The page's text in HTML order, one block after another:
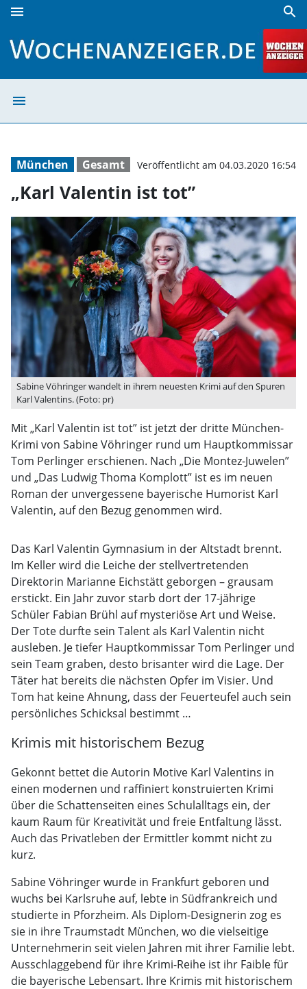
menu search
menu
München Gesamt Veröffentlicht am 04.03.2020 16:54
„Karl Valentin ist tot”
Sabine Vöhringer wandelt in ihrem neuesten Krimi auf den Spuren
Karl Valentins. (Foto: pr)
Mit „Karl Valentin ist tot” ist jetzt der dritte München-
Krimi von Sabine Vöhringer rund um Hauptkommissar
Tom Perlinger erschienen. Nach „Die Montez-Juwelen”
und „Das Ludwig Thoma Komplott” ist es im neuen
Roman der unvergessene bayerische Humorist Karl
Valentin, auf den Bezug genommen wird.
Das Karl Valentin Gymnasium in der Altstadt brennt.
Im Keller wird die Leiche der stellvertretenden
Direktorin Marianne Eichstätt geborgen – grausam
erstickt. Ein Jahr zuvor starb dort der 17-jährige
Schüler Fabian Brühl auf mysteriöse Art und Weise.
Der Tote durfte sein Talent als Karl Valentin nicht
ausleben. Je tiefer Hauptkommissar Tom Perlinger und
sein Team graben, desto brisanter wird die Lage. Der
Täter hat bereits die nächsten Opfer im Visier. Und
Tom hat keine Ahnung, dass der Feuerteufel auch sein
persönliches Schicksal bestimmt …
Krimis mit historischem Bezug
Gekonnt bettet die Autorin Motive Karl Valentins in
einen modernen und raffiniert konstruierten Krimi
über die Schattenseiten eines Schulalltags ein, der
kaum Raum für Kreativität und freie Entfaltung lässt.
Auch das Privatleben der Ermittler kommt nicht zu
kurz.
Sabine Vöhringer wurde in Frankfurt geboren und
wuchs bei Karlsruhe auf, lebte in Südfrankreich und
studierte in Pforzheim. Als Diplom-Designerin zog es
sie in ihre Traumstadt München, wo die vielseitige
Unternehmerin seit vielen Jahren mit ihrer Familie lebt.
Ausschlaggebend für ihre Krimi-Reihe ist ihr Faible für
die bayerische Lebensart. Ihre Krimis mit historischem